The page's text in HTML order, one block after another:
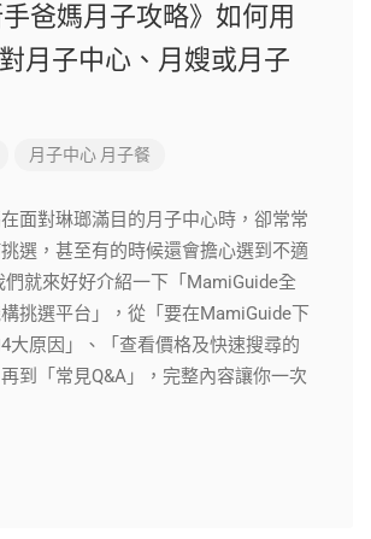
手爸媽月子攻略》如何用
月子中心、月嫂或月子
月子中心 月子餐
面對琳瑯滿目的月子中心時，卻常常
選，甚至有的時候還會擔心選到不適
們就來好好介紹一下「MamiGuide全
挑選平台」，從「要在MamiGuide下
大原因」、「查看價格及快速搜尋的
到「常見Q&A」，完整內容讓你一次